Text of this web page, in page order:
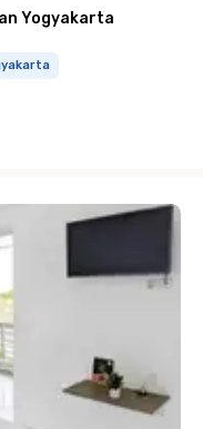
Yogyakarta